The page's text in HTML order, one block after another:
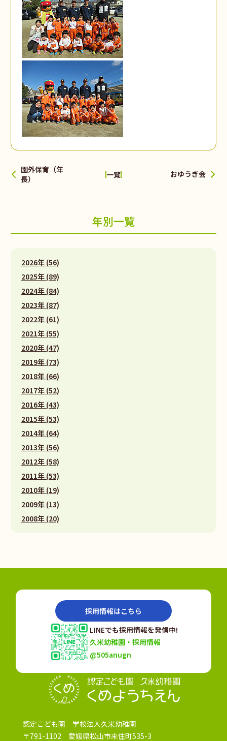
園外保育（年
長）
一覧 おゆうぎ会
年別一覧
2026年 (56)
2025年 (89)
2024年 (84)
2023年 (87)
2022年 (61)
2021年 (55)
2020年 (47)
2019年 (73)
2018年 (66)
2017年 (52)
2016年 (43)
2015年 (53)
2014年 (64)
2013年 (56)
2012年 (58)
2011年 (53)
2010年 (19)
2009年 (13)
2008年 (20)
認定こども園 学校法人久米幼稚園
〒791-1102 愛媛県松山市来住町535-3
採用情報はこちら
LINEでも採用情報を発信中!
久米幼稚園・採用情報
@505anugn